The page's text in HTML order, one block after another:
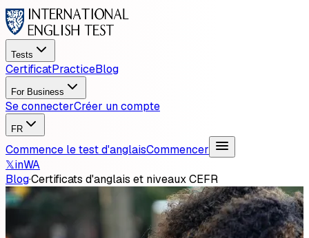
Tests
CertificatPracticeBlog
For Business
Se connecterCréer un compte
FR
Commence le test d'anglaisCommencer
𝕏inWA
Blog·Certificats d'anglais et niveaux CEFR